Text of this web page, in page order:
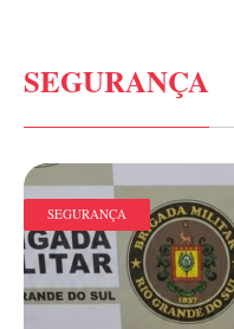
SEGURANÇA
SEGURANÇA